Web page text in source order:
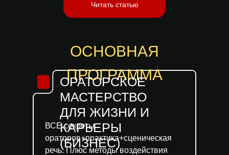
Читать статью
ВСЕ секреты
ораторов+практика+сценическая
речь. Плюс методы воздействия
ОСНОВНАЯ
ПРОГРАММА
ОРАТОРСКОЕ
МАСТЕРСТВО
ДЛЯ ЖИЗНИ И
КАРЬЕРЫ
(БИЗНЕС)